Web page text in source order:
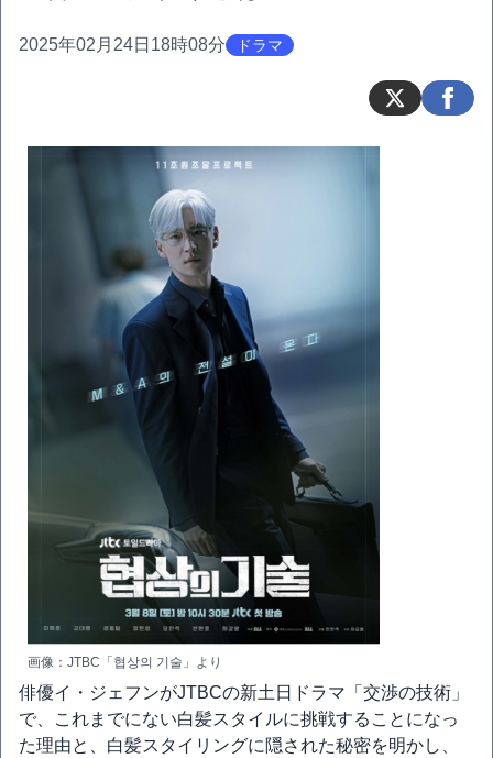
2025年02月24日18時08分 ドラマ
画像：JTBC「협상의 기술」より
俳優イ・ジェフンがJTBCの新土日ドラマ「交渉の技術」
で、これまでにない白髪スタイルに挑戦することになっ
た理由と、白髪スタイリングに隠された秘密を明かし、